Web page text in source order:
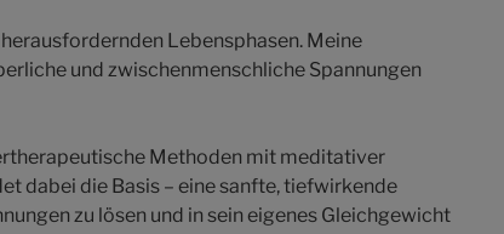
Lebensphasen. Meine
und zwischenmenschliche Spannungen
Methoden mit meditativer
dabei die Basis – eine sanfte, tiefwirkende
zu lösen und in sein eigenes Gleichgewicht